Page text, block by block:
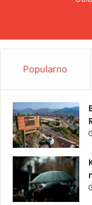
Popularno